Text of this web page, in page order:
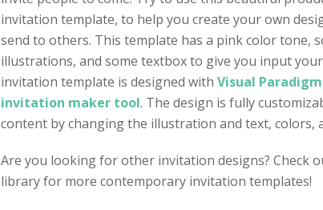
invitation template, to help you create your own
send to others. This template has a pink color tone,
illustrations, and some textbox to give you input
invitation template is designed with Visual
invitation maker tool. The design is fully
content by changing the illustration and text, colors,
Are you looking for other invitation designs? Check
library for more contemporary invitation templates!